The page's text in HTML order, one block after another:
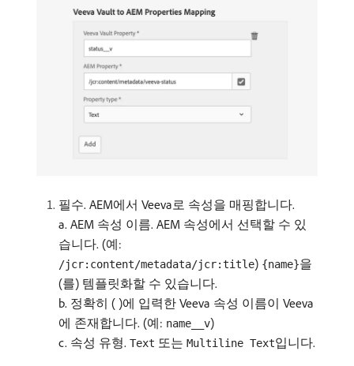
필수. AEM에서 Veeva로 속성을 매핑합니다.
a. AEM 속성 이름. AEM 속성에서 선택할 수 있
습니다. (예:
/jcr:content/metadata/jcr:title) {name}을
(를) 템플릿화할 수 있습니다.
b. 정확히 ( )에 입력한 Veeva 속성 이름이 Veeva
에 존재합니다. (예: name__v)
c. 속성 유형. Text 또는 Multiline Text입니다.